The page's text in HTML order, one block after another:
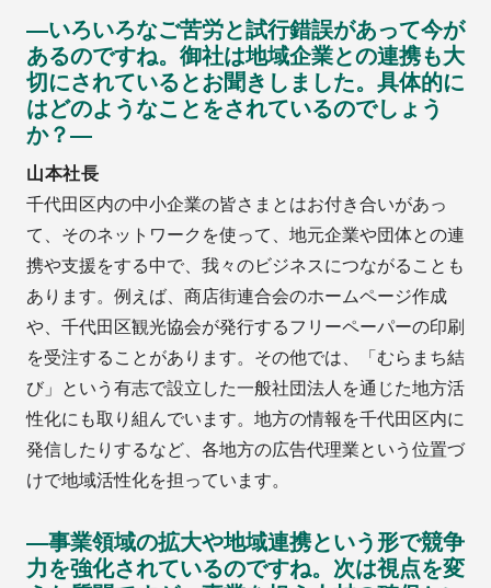
―いろいろなご苦労と試行錯誤があって今が
あるのですね。御社は地域企業との連携も大
切にされているとお聞きしました。具体的に
はどのようなことをされているのでしょう
か？―
山本社長
千代田区内の中小企業の皆さまとはお付き合いがあっ
て、そのネットワークを使って、地元企業や団体との連
携や支援をする中で、我々のビジネスにつながることも
あります。例えば、商店街連合会のホームページ作成
や、千代田区観光協会が発行するフリーペーパーの印刷
を受注することがあります。その他では、「むらまち結
び」という有志で設立した一般社団法人を通じた地方活
性化にも取り組んでいます。地方の情報を千代田区内に
発信したりするなど、各地方の広告代理業という位置づ
けで地域活性化を担っています。
―事業領域の拡大や地域連携という形で競争
力を強化されているのですね。次は視点を変